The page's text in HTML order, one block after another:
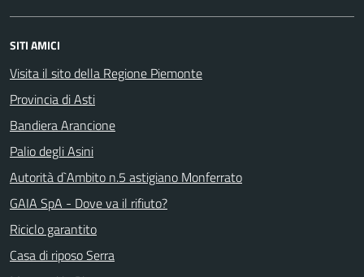
SITI AMICI
Visita il sito della Regione Piemonte
Provincia di Asti
Bandiera Arancione
Palio degli Asini
Autorità d`Ambito n.5 astigiano Monferrato
GAIA SpA - Dove va il rifiuto?
Riciclo garantito
Casa di riposo Serra